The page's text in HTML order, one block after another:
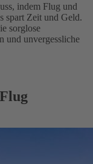
indem Flug und
spart Zeit und Geld.
sorglose
und unvergessliche